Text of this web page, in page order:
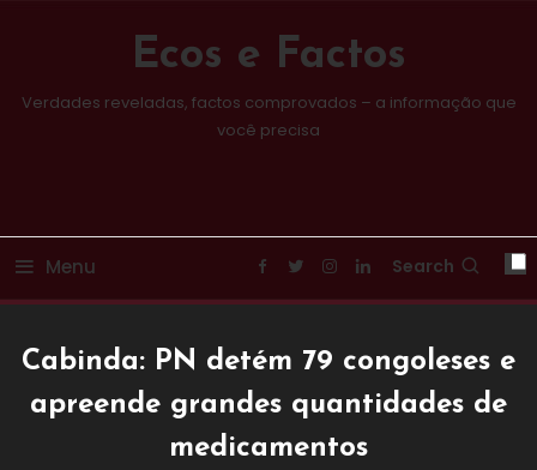
Ecos e Factos
Verdades reveladas, factos comprovados – a informação que
você precisa
Menu Search
Cabinda: PN detém 79 congoleses e
apreende grandes quantidades de
medicamentos